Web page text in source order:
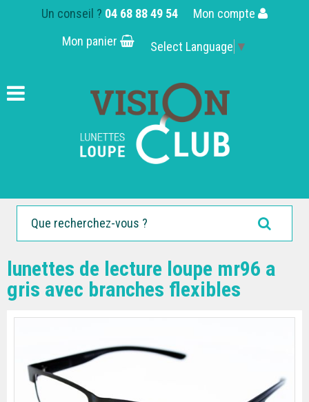
Un conseil ? 04 68 88 49 54
Mon compte
Mon panier
Select Language ▼
lunettes de lecture loupe mr96 a
gris avec branches flexibles